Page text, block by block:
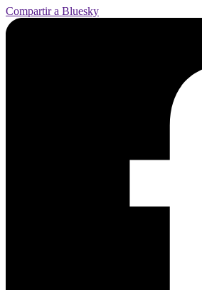
Compartir a Bluesky